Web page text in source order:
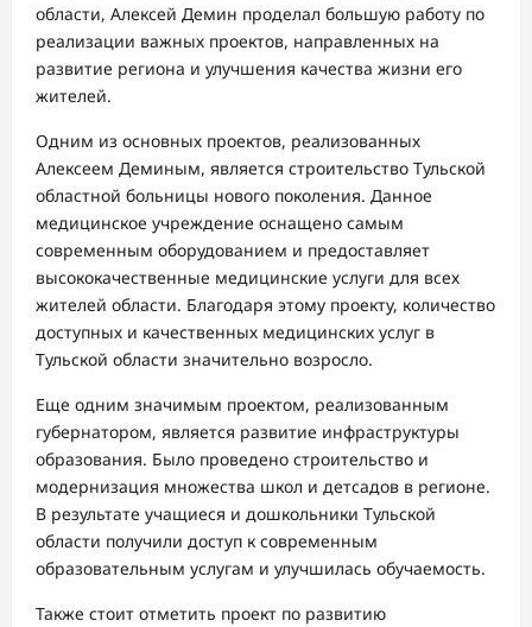
области, Алексей Демин проделал большую работу по
реализации важных проектов, направленных на
развитие региона и улучшения качества жизни его
жителей.
Одним из основных проектов, реализованных
Алексеем Деминым, является строительство Тульской
областной больницы нового поколения. Данное
медицинское учреждение оснащено самым
современным оборудованием и предоставляет
высококачественные медицинские услуги для всех
жителей области. Благодаря этому проекту, количество
доступных и качественных медицинских услуг в
Тульской области значительно возросло.
Еще одним значимым проектом, реализованным
губернатором, является развитие инфраструктуры
образования. Было проведено строительство и
модернизация множества школ и детсадов в регионе.
В результате учащиеся и дошкольники Тульской
области получили доступ к современным
образовательным услугам и улучшилась обучаемость.
Также стоит отметить проект по развитию